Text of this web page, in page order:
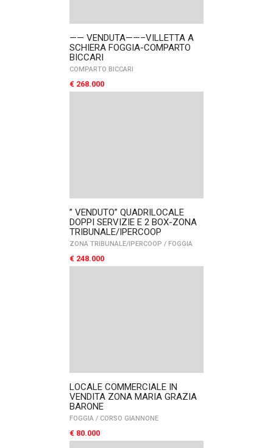
—— VENDUTA——–VILLETTA A
SCHIERA FOGGIA-COMPARTO
BICCARI
COMPARTO BICCARI
€ 268.000
” VENDUTO” QUADRILOCALE
DOPPI SERVIZIE E 2 BOX-ZONA
TRIBUNALE/IPERCOOP
ZONA TRIBUNALE/IPERCOOP / FOGGIA
€ 248.000
LOCALE COMMERCIALE IN
VENDITA ZONA MARIA GRAZIA
BARONE
FOGGIA / CORSO GIANNONE
€ 80.000